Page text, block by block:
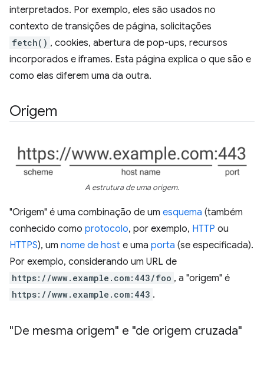
interpretados. Por exemplo, eles são usados no
contexto de transições de página, solicitações
fetch() , cookies, abertura de pop-ups, recursos
incorporados e iframes. Esta página explica o que são e
como elas diferem uma da outra.
Origem
A estrutura de uma origem.
"Origem" é uma combinação de um esquema (também
conhecido como protocolo, por exemplo, HTTP ou
HTTPS), um nome de host e uma porta (se especificada).
Por exemplo, considerando um URL de
https://www.example.com:443/foo , a "origem" é
https://www.example.com:443 .
"De mesma origem" e "de origem cruzada"